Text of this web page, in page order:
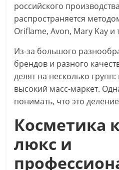
российского
распространяется
Oriflame, Avon, Mary Kay и
Из-за большого
брендов и разного
делят на несколько
высокий масс-маркет.
понимать, что это
Косметика
люкс и